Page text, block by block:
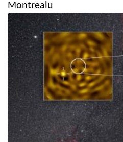
Montrealu